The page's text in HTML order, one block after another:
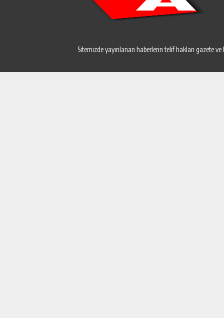
Sitemizde yayınlanan haberlerin telif hakları gazete